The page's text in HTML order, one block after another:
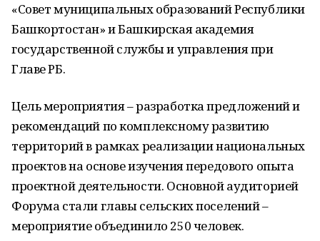
«Совет муниципальных образований Республики
Башкортостан» и Башкирская академия
государственной службы и управления при
Главе РБ.
Цель мероприятия – разработка предложений и
рекомендаций по комплексному развитию
территорий в рамках реализации национальных
проектов на основе изучения передового опыта
проектной деятельности. Основной аудиторией
Форума стали главы сельских поселений –
мероприятие объединило 250 человек.